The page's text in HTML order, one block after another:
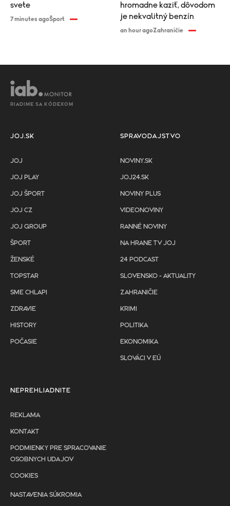
svete
7 minutes agoŠport
hromadne kaziť, dôvodom
je nekvalitný benzín
an hour agoZahraničie
RIADIME SA KÓDEXOM
JOJ.SK
JOJ
JOJ PLAY
JOJ ŠPORT
JOJ CZ
JOJ GROUP
ŠPORT
ŽENSKÉ
TOPSTAR
SME CHLAPI
ZDRAVIE
HISTORY
POČASIE
SPRAVODAJSTVO
NOVINY.SK
JOJ24.SK
NOVINY PLUS
VIDEONOVINY
RANNÉ NOVINY
NA HRANE TV JOJ
24 PODCAST
SLOVENSKO - AKTUALITY
ZAHRANIČIE
KRIMI
POLITIKA
EKONOMIKA
SLOVÁCI V EÚ
NEPREHLIADNITE
REKLAMA
KONTAKT
PODMIENKY PRE SPRACOVANIE
OSOBNYCH UDAJOV
COOKIES
NASTAVENIA SÚKROMIA